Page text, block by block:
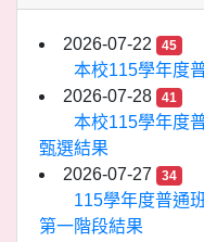
2026-07-22 45
本校115學年度
2026-07-28
41
本校115學年度
甄選結果
2026-07-27
34
115學年度普通
第一階段結果